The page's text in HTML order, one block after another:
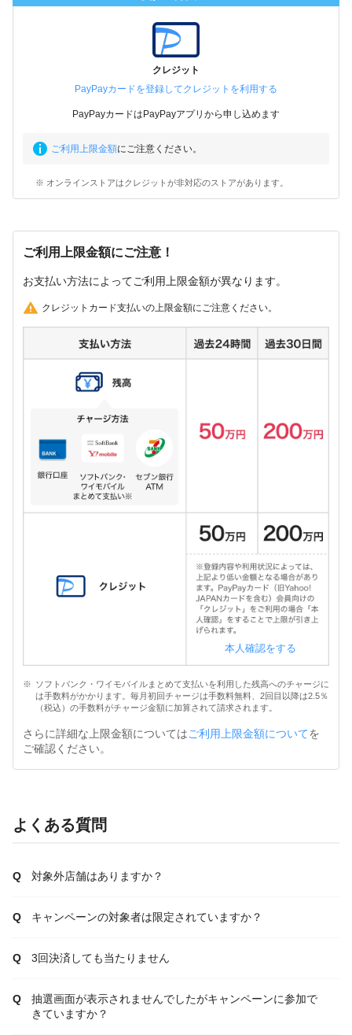
クレジット
PayPayカードを登録してクレジットを利用する
PayPayカードはPayPayアプリから申し込めます
ご利用上限金額にご注意ください。
※ オンラインストアはクレジットが非対応のストアがあります。
ご利用上限金額にご注意！
お支払い方法によってご利用上限金額が異なります。
クレジットカード支払いの上限金額にご注意ください。
本人確認をする
ソフトバンク・ワイモバイルまとめて支払いを利用した残高へのチャージに
は手数料がかかります。毎月初回チャージは手数料無料、2回目以降は2.5％
（税込）の手数料がチャージ金額に加算されて請求されます。
さらに詳細な上限金額についてはご利用上限金額についてを
ご確認ください。
よくある質問
対象外店舗はありますか？
キャンペーンの対象者は限定されていますか？
3回決済しても当たりません
抽選画面が表示されませんでしたがキャンペーンに参加で
きていますか？